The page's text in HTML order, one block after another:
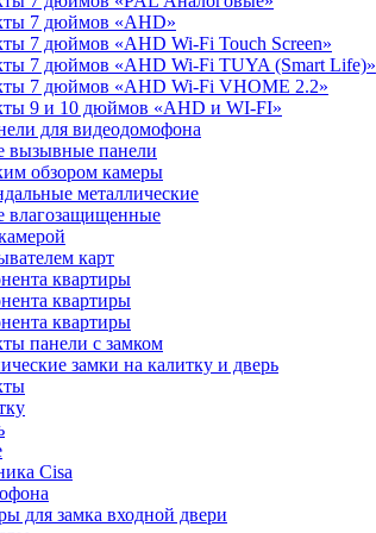
7 дюймов «AHD»
7 дюймов «AHD Wi-Fi Touch Screen»
7 дюймов «AHD Wi-Fi TUYA (Smart Life)»
7 дюймов «AHD Wi-Fi VHOME 2.2»
9 и 10 дюймов «AHD и WI-FI»
для видеодомофона
вызывные панели
обзором камеры
металлические
влагозащищенные
карт
квартиры
квартиры
квартиры
панели с замком
замки на калитку и дверь
Cisa
для замка входной двери